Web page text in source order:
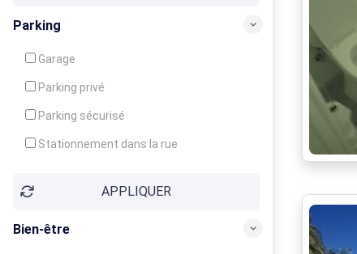
Parking
Garage
Parking privé
Parking sécurisé
Stationnement dans la rue
APPLIQUER
Bien-être